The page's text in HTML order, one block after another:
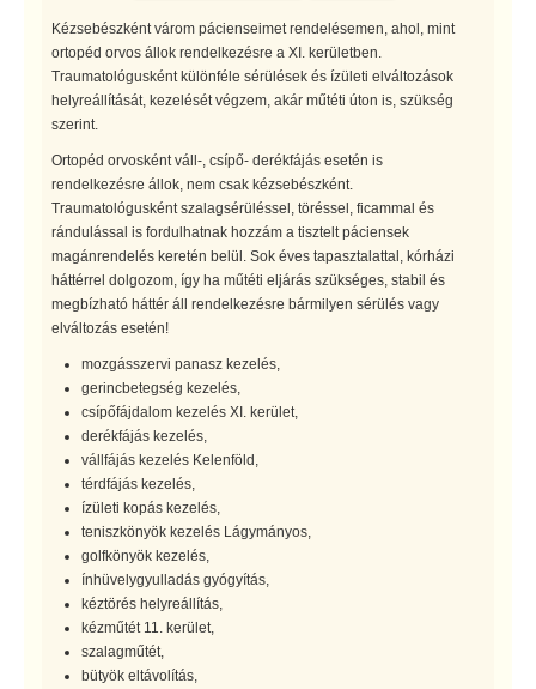
Kézsebészként várom pácienseimet rendelésemen, ahol, mint
ortopéd orvos állok rendelkezésre a XI. kerületben.
Traumatológusként különféle sérülések és ízületi elváltozások
helyreállítását, kezelését végzem, akár műtéti úton is, szükség
szerint.
Ortopéd orvosként váll-, csípő- derékfájás esetén is
rendelkezésre állok, nem csak kézsebészként.
Traumatológusként szalagsérüléssel, töréssel, ficammal és
rándulással is fordulhatnak hozzám a tisztelt páciensek
magánrendelés keretén belül. Sok éves tapasztalattal, kórházi
háttérrel dolgozom, így ha műtéti eljárás szükséges, stabil és
megbízható háttér áll rendelkezésre bármilyen sérülés vagy
elváltozás esetén!
mozgásszervi panasz kezelés,
gerincbetegség kezelés,
csípőfájdalom kezelés XI. kerület,
derékfájás kezelés,
vállfájás kezelés Kelenföld,
térdfájás kezelés,
ízületi kopás kezelés,
teniszkönyök kezelés Lágymányos,
golfkönyök kezelés,
ínhüvelygyulladás gyógyítás,
kéztörés helyreállítás,
kézműtét 11. kerület,
szalagműtét,
bütyök eltávolítás,